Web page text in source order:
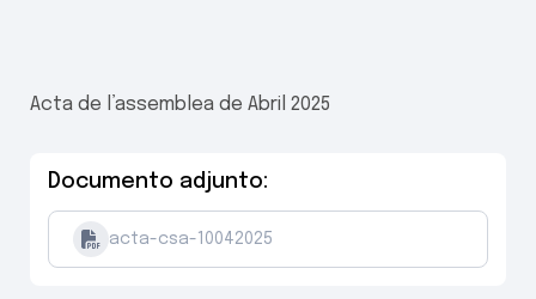
Acta de l’assemblea de Abril 2025
Documento adjunto:
acta-csa-10042025